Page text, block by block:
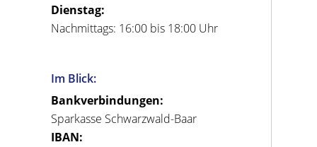
Dienstag:
Nachmittags: 16:00 bis 18:00 Uhr
Im Blick:
Bankverbindungen:
Sparkasse Schwarzwald-Baar
IBAN: